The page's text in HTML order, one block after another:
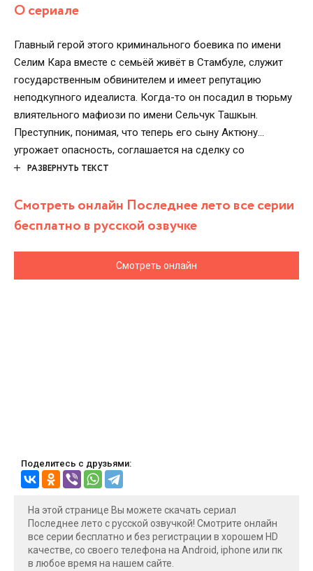
О сериале
Главный герой этого криминального боевика по имени
Селим Кара вместе с семьёй живёт в Стамбуле, служит
государственным обвинителем и имеет репутацию
неподкупного идеалиста. Когда-то он посадил в тюрьму
влиятельного мафиози по имени Сельчук Ташкын.
Преступник, понимая, что теперь его сыну Актюну
угрожает опасность, соглашается на сделку со
следствием: он рассказывает всё о своей преступной
наследником гангстерского клана и имеет все замашки
отъявленного бандита. Тем менее, Селим соглашается на
дом. Жена главного героя по имени Джанан
категорически не согласна с таким решением супруга, а
РАЗВЕРНУТЬ ТЕКСТ
Смотреть онлайн Последнее лето все серии
бесплатно в русской озвучке
Смотреть онлайн
Поделитесь с друзьями:
На этой странице Вы можете скачать сериал
Последнее лето с русской озвучкой! Смотрите онлайн
все серии бесплатно и без регистрации в хорошем HD
качестве, со своего телефона на Android, iphone или пк
в любое время на нашем сайте.